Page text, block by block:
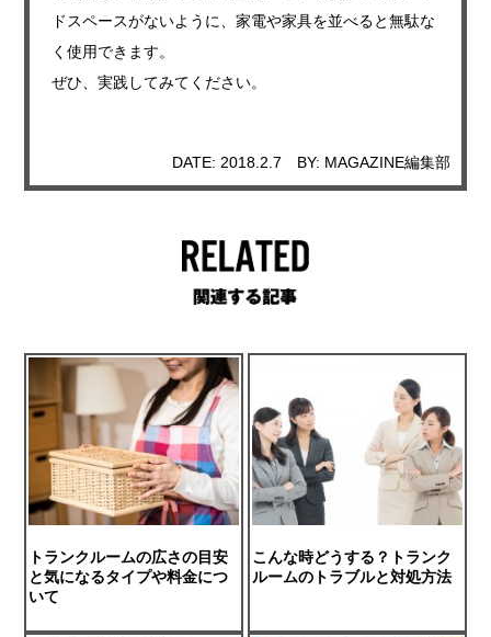
ドスペースがないように、家電や家具を並べると無駄な
く使用できます。
ぜひ、実践してみてください。
DATE: 2018.2.7 BY: MAGAZINE編集部
トランクルームの広さの目安
と気になるタイプや料金につ
いて
こんな時どうする？トランク
ルームのトラブルと対処方法